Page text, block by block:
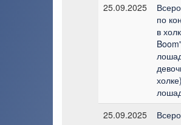
25.09.2025
по
в
25.09.2025